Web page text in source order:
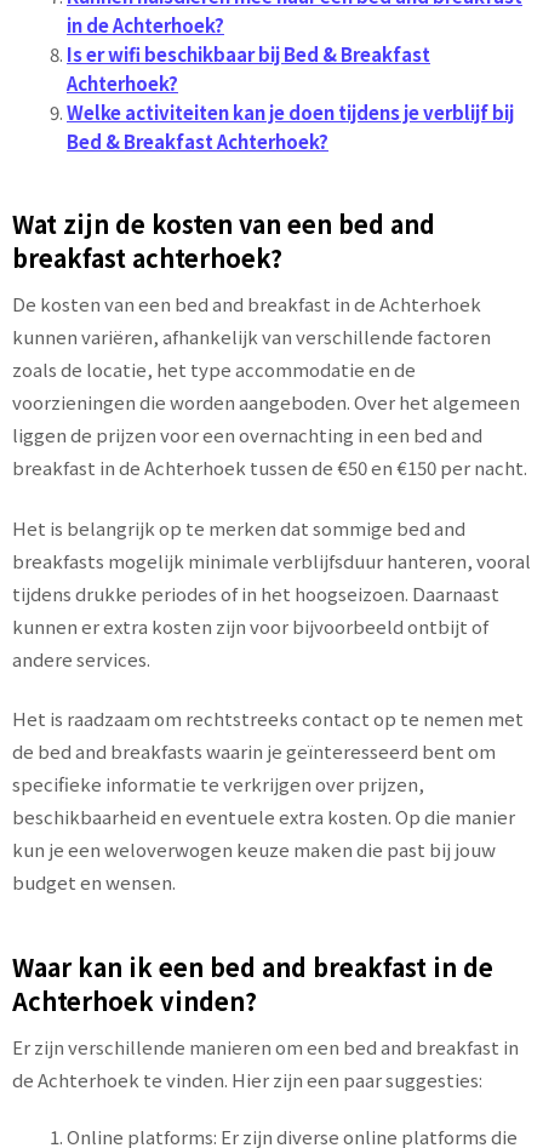
in de Achterhoek?
Is er wifi beschikbaar bij Bed & Breakfast
Achterhoek?
Welke activiteiten kan je doen tijdens je verblijf bij
Bed & Breakfast Achterhoek?
Wat zijn de kosten van een bed and
breakfast achterhoek?
De kosten van een bed and breakfast in de Achterhoek
kunnen variëren, afhankelijk van verschillende factoren
zoals de locatie, het type accommodatie en de
voorzieningen die worden aangeboden. Over het algemeen
liggen de prijzen voor een overnachting in een bed and
breakfast in de Achterhoek tussen de €50 en €150 per nacht.
Het is belangrijk op te merken dat sommige bed and
breakfasts mogelijk minimale verblijfsduur hanteren, vooral
tijdens drukke periodes of in het hoogseizoen. Daarnaast
kunnen er extra kosten zijn voor bijvoorbeeld ontbijt of
andere services.
Het is raadzaam om rechtstreeks contact op te nemen met
de bed and breakfasts waarin je geïnteresseerd bent om
specifieke informatie te verkrijgen over prijzen,
beschikbaarheid en eventuele extra kosten. Op die manier
kun je een weloverwogen keuze maken die past bij jouw
budget en wensen.
Waar kan ik een bed and breakfast in de
Achterhoek vinden?
Er zijn verschillende manieren om een bed and breakfast in
de Achterhoek te vinden. Hier zijn een paar suggesties:
Online platforms: Er zijn diverse online platforms die